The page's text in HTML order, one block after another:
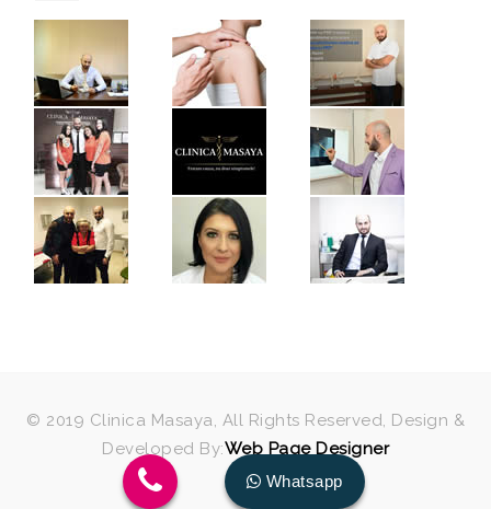
© 2019 Clinica Masaya, All Rights Reserved, Design &
Developed By:Web Page Designer
Whatsapp